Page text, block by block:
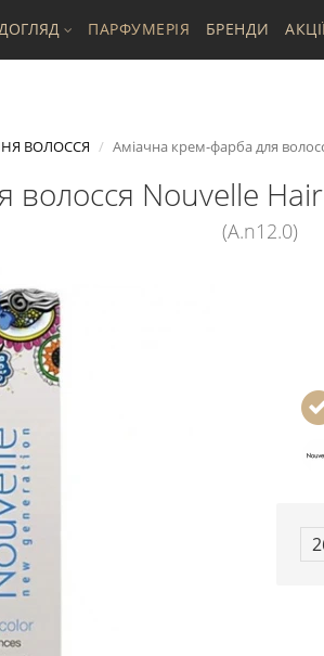
ПАРФУМЕРІЯ БРЕНДИ
ВОЛОССЯ Аміачна крем-фарба для
волосся Nouvelle
(A.n12.0)